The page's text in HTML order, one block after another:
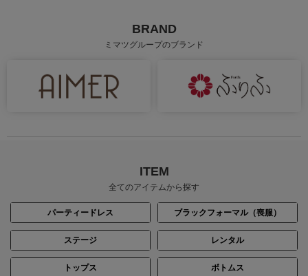
BRAND
ミマツグループのブランド
ITEM
全てのアイテムから探す
パーティードレス ブラックフォーマル（喪服）
ステージ レンタル
トップス ボトムス